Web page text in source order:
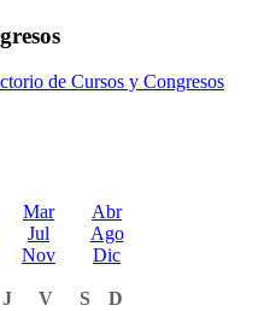
de Cursos y Congresos
Mar
Abr
Jul
Ago
Nov Dic
J V S
D